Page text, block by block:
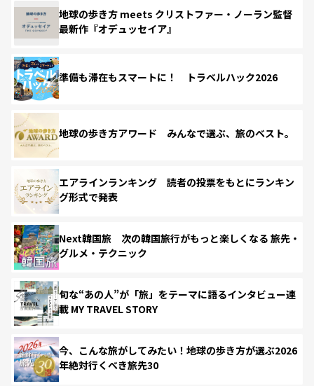
地球の歩き方 meets クリストファー・ノーラン監督
最新作『オデュッセイア』
準備も滞在もスマートに！ トラベルハック2026
地球の歩き方アワード みんなで選ぶ、旅のベスト。
エアラインランキング 読者の投票をもとにランキン
グ形式で発表
Next韓国旅 次の韓国旅行がもっと楽しくなる 旅先・
グルメ・テクニック
旬な“あの人”が「旅」をテーマに語るインタビュー連
載 MY TRAVEL STORY
今、こんな旅がしてみたい！地球の歩き方が選ぶ2026
年絶対行くべき旅先30